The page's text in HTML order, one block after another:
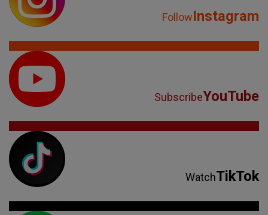
FollowInstagram
SubscribeYouTube
WatchTikTok